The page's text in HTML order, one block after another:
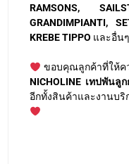
RAMSONS,
GRANDIMPIANTI,
KREBE TIPPO และอื่นๆ
ขอบคุณลูกค้าที่ให้ค
NICHOLINE เทปพันลู
อีกทั้งสินค้าและงานบริ